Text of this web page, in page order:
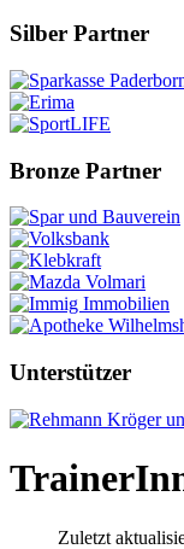
Silber Partner
Bronze Partner
Unterstützer
Zuletzt